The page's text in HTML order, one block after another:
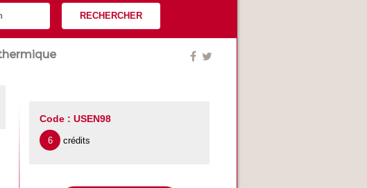
RECHERCHER
Code : USEN98
6 crédits